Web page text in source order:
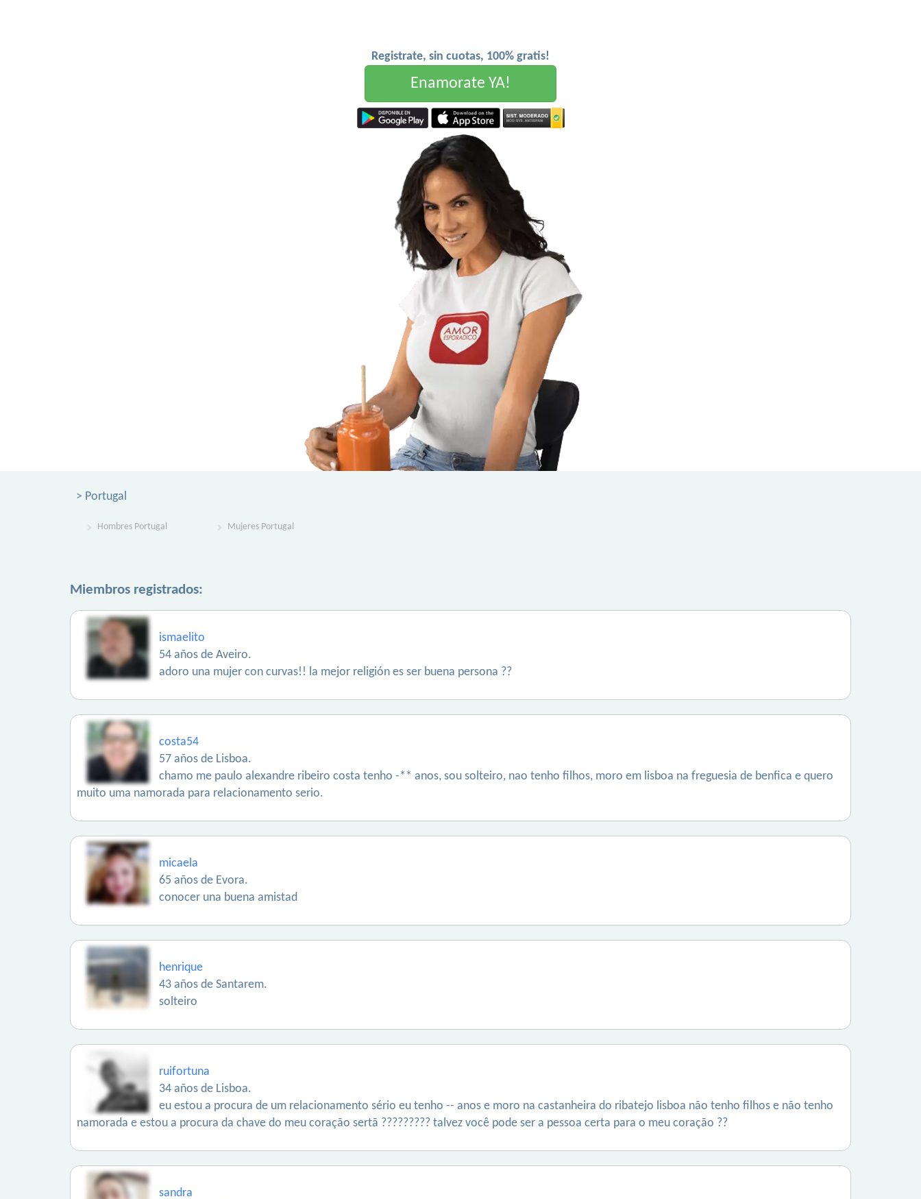
Registrate, sin cuotas, 100% gratis!
Enamorate YA!
> Portugal
Hombres Portugal Mujeres Portugal
Miembros registrados:
ismaelito
54 años de Aveiro.
adoro una mujer con curvas!! la mejor religión es ser buena persona ??
costa54
57 años de Lisboa.
chamo me paulo alexandre ribeiro costa tenho -** anos, sou solteiro, nao tenho filhos, moro em lisboa na freguesia de benfica e quero
muito uma namorada para relacionamento serio.
micaela
65 años de Evora.
conocer una buena amistad
henrique
43 años de Santarem.
solteiro
ruifortuna
34 años de Lisboa.
eu estou a procura de um relacionamento sério eu tenho -- anos e moro na castanheira do ribatejo lisboa não tenho filhos e não tenho
namorada e estou a procura da chave do meu coração sertã ????????? talvez você pode ser a pessoa certa para o meu coração ??
sandra